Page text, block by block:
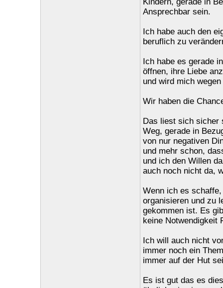
Ansprechbar sein.
Ich habe auch den
beruflich zu
Ich habe es gerade
öffnen, ihre Liebe
und wird mich
Wir haben die
Das liest sich sicher
Weg, gerade in
von nur negativen
und mehr schon,
und ich den Willen
auch noch nicht da,
Wenn ich es
organisieren und zu
gekommen ist. Es
keine Notwendigkeit
Ich will auch nicht
immer noch ein
immer auf der Hut
Es ist gut das es